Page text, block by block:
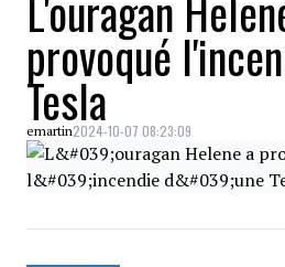
provoqué
Tesla
emartin2024-10-07 08:23:09